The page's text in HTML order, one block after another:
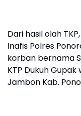
Dari hasil olah
Inafis Polres
korban bernama
KTP Dukuh Gupak
Jambon Kab.